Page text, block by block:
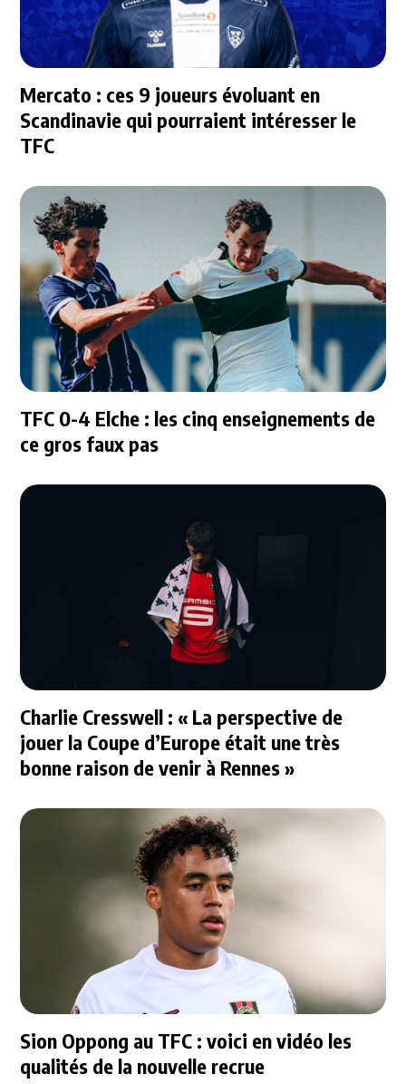
Mercato : ces 9 joueurs évoluant en
Scandinavie qui pourraient intéresser le
TFC
TFC 0-4 Elche : les cinq enseignements de
ce gros faux pas
Charlie Cresswell : « La perspective de
jouer la Coupe d’Europe était une très
bonne raison de venir à Rennes »
Sion Oppong au TFC : voici en vidéo les
qualités de la nouvelle recrue